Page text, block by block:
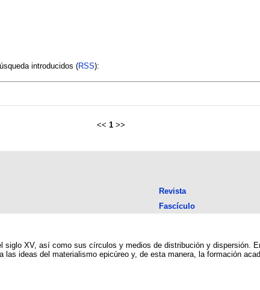
introducidos (RSS):
<< 1 >>
Revista
Fascículo
XV, así como sus círculos y medios de distribución y dispersión.
ideas del materialismo epicúreo y, de esta manera, la formación